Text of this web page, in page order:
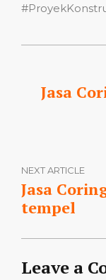
Jasa
NEXT ARTICLE
Jasa
tempel
Leave a